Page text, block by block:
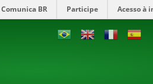
Comunica BR Participe Acesso à